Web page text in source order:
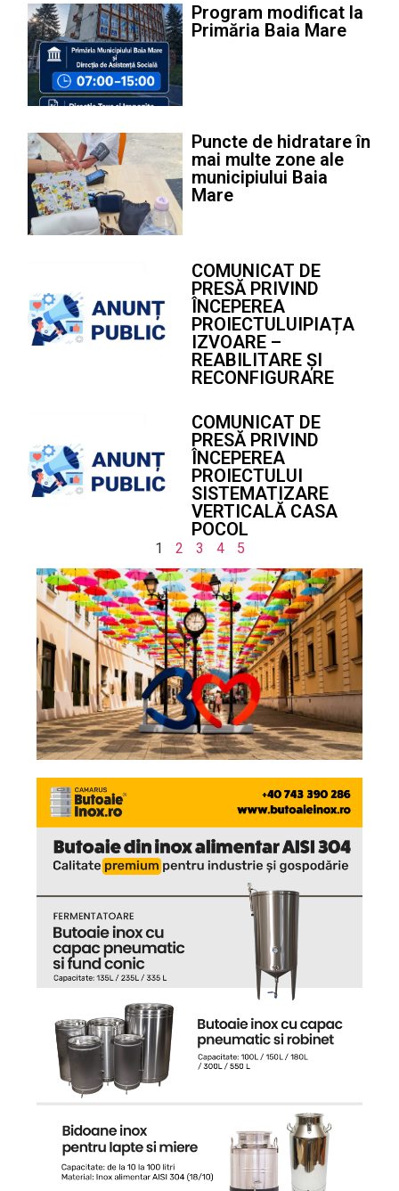
Program modificat la
Primăria Baia Mare
Puncte de hidratare în
mai multe zone ale
municipiului Baia
Mare
COMUNICAT DE
PRESĂ PRIVIND
ÎNCEPEREA
PROIECTULUIPIAȚA
IZVOARE –
REABILITARE ȘI
RECONFIGURARE
COMUNICAT DE
PRESĂ PRIVIND
ÎNCEPEREA
PROIECTULUI
SISTEMATIZARE
VERTICALĂ CASA
POCOL
1 2 3 4 5